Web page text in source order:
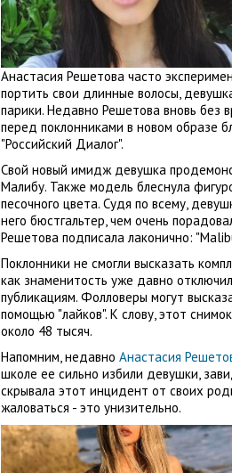
Анастасия Решетова часто
портить свои длинные волосы,
парики. Недавно Решетова вновь без
перед поклонниками в новом образе
"Российский Диалог".
Свой новый имидж девушка
Малибу. Также модель блеснула
песочного цвета. Судя по всему,
него бюстгальтер, чем очень
Решетова подписала лаконично:
Поклонники не смогли высказать
как знаменитость уже давно
публикациям. Фолловеры могут
помощью "лайков". К слову, этот
около 48 тысяч.
Напомним, недавно Анастасия
школе ее сильно избили девушки,
скрывала этот инцидент от своих
жаловаться - это унизительно.